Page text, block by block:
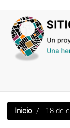
contenido
principal
Inicio 18 de